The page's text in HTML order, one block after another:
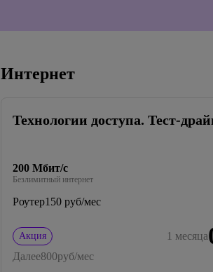
Интернет
Технологии доступа. Тест-
200 Мбит/с
Безлимитный интернет
Роутер150 руб/мес
Акция 1 месяца
Далее800руб/мес